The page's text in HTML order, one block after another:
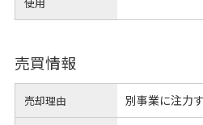
売買情報
売却理由 別事業に注力